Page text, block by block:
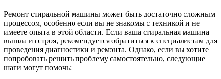
Ремонт стиральной машины может быть достаточно сложным
процессом, особенно если вы не знакомы с техникой и не
имеете опыта в этой области. Если ваша стиральная машина
вышла из строя, рекомендуется обратиться к специалистам для
проведения диагностики и ремонта. Однако, если вы хотите
попробовать решить проблему самостоятельно, следующие
шаги могут помочь: